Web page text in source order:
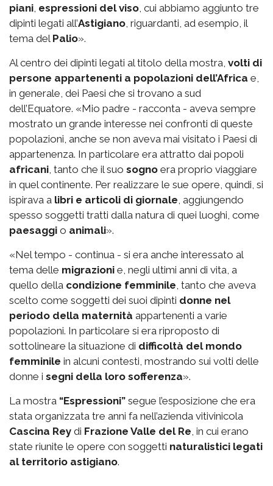
piani espressioni del viso , cui abbiamo aggiunto tre
dipinti legati all’Astigiano , riguardanti, ad esempio, il
tema del Palio».
Al centro dei dipinti legati al titolo della mostra, volti di
persone appartenenti a popolazioni dell’Africa e,
in generale, dei Paesi che si trovano a sud
dell’Equatore. «Mio padre - racconta - aveva sempre
mostrato un grande interesse nei confronti di queste
popolazioni, anche se non aveva mai visitato i Paesi di
appartenenza. In particolare era attratto dai popoli
africani , tanto che il suo sogno era proprio viaggiare
in quel continente. Per realizzare le sue opere, quindi, si
ispirava a libri e articoli di giornale , aggiungendo
spesso soggetti tratti dalla natura di quei luoghi, come
paesaggi o animali».
«Nel tempo - continua - si era anche interessato al
tema delle migrazioni e, negli ultimi anni di vita, a
quello della condizione femminile , tanto che aveva
scelto come soggetti dei suoi dipinti donne nel
periodo della maternità appartenenti a varie
popolazioni. In particolare si era riproposto di
sottolineare la situazione di difficoltà del mondo
femminile in alcuni contesti, mostrando sui volti delle
donne i segni della loro sofferenza».
La mostra “Espressioni” segue l’esposizione che era
stata organizzata tre anni fa nell’azienda vitivinicola
Cascina Rey di Frazione Valle del Re , in cui erano
state riunite le opere con soggetti naturalistici legati
al territorio astigiano.